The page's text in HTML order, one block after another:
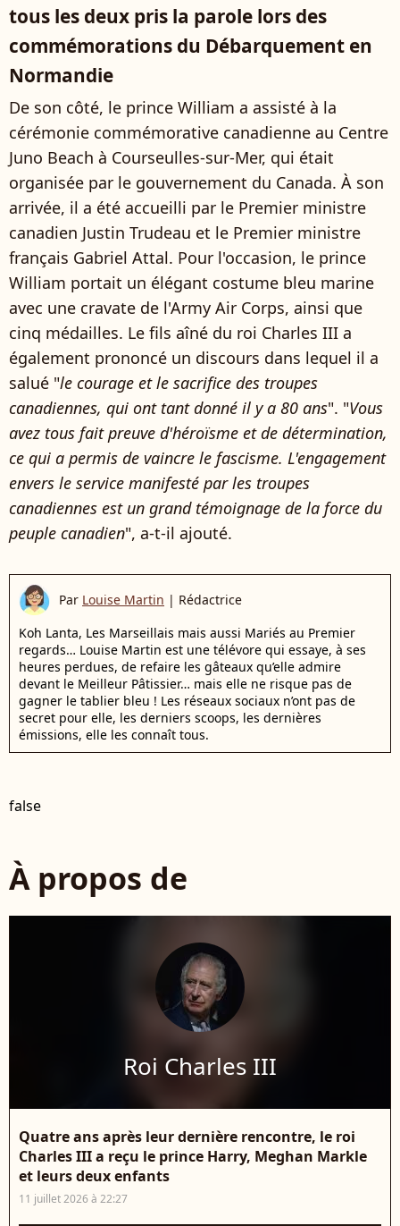
tous les deux pris la parole lors des
commémorations du Débarquement en
Normandie
De son côté, le prince William a assisté à la
cérémonie commémorative canadienne au Centre
Juno Beach à Courseulles-sur-Mer, qui était
organisée par le gouvernement du Canada. À son
arrivée, il a été accueilli par le Premier ministre
canadien Justin Trudeau et le Premier ministre
français Gabriel Attal. Pour l'occasion, le prince
William portait un élégant costume bleu marine
avec une cravate de l'Army Air Corps, ainsi que
cinq médailles. Le fils aîné du roi Charles III a
également prononcé un discours dans lequel il a
salué "le courage et le sacrifice des troupes
canadiennes, qui ont tant donné il y a 80 ans". "Vous
avez tous fait preuve d'héroïsme et de détermination,
ce qui a permis de vaincre le fascisme. L'engagement
envers le service manifesté par les troupes
canadiennes est un grand témoignage de la force du
peuple canadien", a-t-il ajouté.
Par Louise Martin | Rédactrice
Koh Lanta, Les Marseillais mais aussi Mariés au Premier
regards… Louise Martin est une télévore qui essaye, à ses
heures perdues, de refaire les gâteaux qu’elle admire
devant le Meilleur Pâtissier… mais elle ne risque pas de
gagner le tablier bleu ! Les réseaux sociaux n’ont pas de
secret pour elle, les derniers scoops, les dernières
émissions, elle les connaît tous.
false
À propos de
Roi Charles III
Quatre ans après leur dernière rencontre, le roi
Charles III a reçu le prince Harry, Meghan Markle
et leurs deux enfants
11 juillet 2026 à 22:27